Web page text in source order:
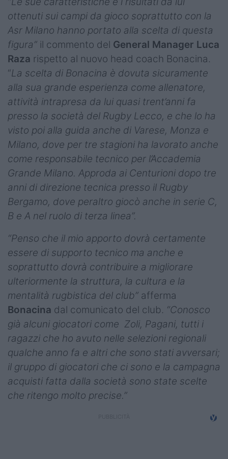
ottenuti sui campi da gioco soprattutto con la
Asr Milano hanno portato alla scelta di questa
figura” il commento del General Manager Luca
Raza rispetto al nuovo head coach Bonacina.
“La scelta di Bonacina è dovuta sicuramente
alla sua grande esperienza come allenatore,
attività intrapresa da lui quasi trent’anni fa
presso la società del Rugby Lecco, e che lo ha
visto poi alla guida anche di Varese, Monza e
Milano, dove per tre stagioni ha lavorato anche
come responsabile tecnico per l’Accademia
Grande Milano. Approda ai Centurioni dopo tre
anni di direzione tecnica presso il Rugby
Bergamo, dove peraltro giocò anche in serie C,
B e A nel ruolo di terza linea”.
“Penso che il mio apporto dovrà certamente
essere di supporto tecnico ma anche e
soprattutto dovrà contribuire a migliorare
ulteriormente la struttura, la cultura e la
mentalità rugbistica del club” afferma
Bonacina dal comunicato del club. “Conosco
già alcuni giocatori come Zoli, Pagani, tutti i
ragazzi che ho avuto nelle selezioni regionali
qualche anno fa e altri che sono stati avversari;
il gruppo di giocatori che ci sono e la campagna
acquisti fatta dalla società sono state scelte
che ritengo molto precise.”